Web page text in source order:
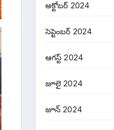
అక్టోబర్ 2024
సెప్టెంబర్ 2024
ఆగస్ట్ 2024
జూలై 2024
జూన్ 2024